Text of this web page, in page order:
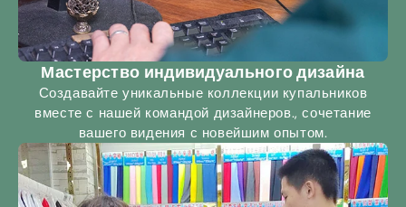
Мастерство индивидуального дизайна
Создавайте уникальные коллекции купальников
вместе с нашей командой дизайнеров., сочетание
вашего видения с новейшим опытом.